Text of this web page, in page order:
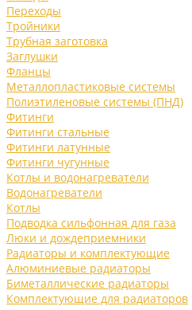
Переходы
Тройники
Трубная заготовка
Заглушки
Фланцы
Металлопластиковые системы
Полиэтиленовые системы (ПНД)
Фитинги
Фитинги стальные
Фитинги латунные
Фитинги чугунные
Котлы и водонагреватели
Водонагреватели
Котлы
Подводка сильфонная для газа
Люки и дождеприемники
Радиаторы и комплектующие
Алюминиевые радиаторы
Биметаллические радиаторы
Комплектующие для радиаторов